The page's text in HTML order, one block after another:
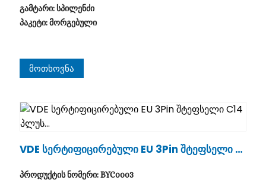
გამტარი: სპილენძი
პაკეტი: მორგებული
Მოთხოვნა
VDE Სერტიფიცირებული EU 3Pin Შტეფსელი C1
პროდუქტის ნომერი: BYC0003